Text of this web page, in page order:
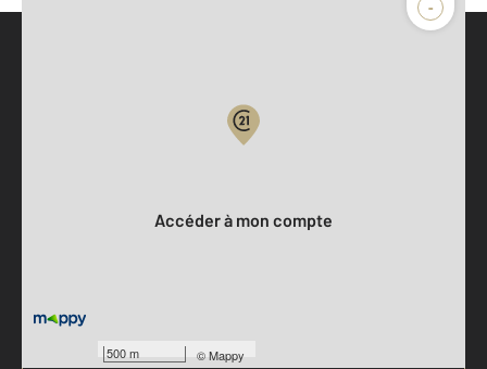
-
500 m ©Mappy
Accéder à mon compte